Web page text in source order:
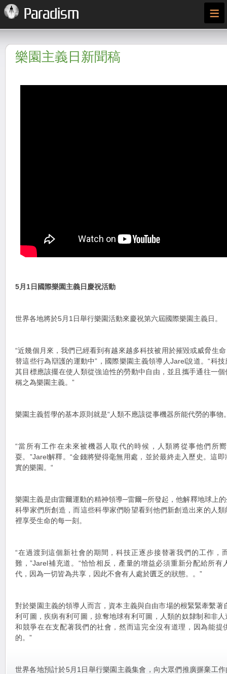
Paradism ≡
樂園主義日新聞稿
5月1日國際樂園主義日慶祝活動
世界各地將於5月1日舉行樂園活動來慶祝第六屆國際樂園主義日。
“近幾個月來，我們已經看到有越來越多科技被用於摧毀或威脅生
替這些行為辯護的運動中”，國際樂園主義領導人Jarel說道。“科
其目標應該擺在使人類從強迫性的勞動中自由，並且攜手通往一
稱之為樂園主義。”
樂園主義哲學的基本原則就是“人類不應該從事機器所能代勞的事物
“當所有工作在未來被機器人取代的時候，人類將從事他們所
耍。”Jarel解釋。“金錢將變得毫無用處，並於最終走入歷史。這
實的樂園。“
樂園主義是由雷爾運動的精神領導─雷爾─所發起，他解釋地球上
科學家們所創造，而這些科學家們盼望看到他們新創造出來的人
裡享受生命的每一刻。
“在過渡到這個新社會的期間，科技正逐步接替著我們的工作，
難，”Jarel補充道。“恰恰相反，產量的增益必須重新分配給所有
代，因為一切皆為共享，因此不會有人處於匱乏的狀態。。”
對於樂園主義的領導人而言，資本主義與自由市場的根緊緊牽繫著
利可圖，疾病有利可圖，掠奪地球有利可圖，人類的奴隸制和非
和競爭在在支配著我們的社會，然而這完全沒有道理，因為能提
的。”
世界各地預計於5月1日舉行樂園主義集會，向大眾們推廣摒棄工